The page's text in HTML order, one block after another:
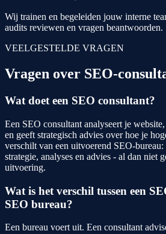
Wij trainen en begeleiden jouw interne
audits reviewen en vragen beantwoorden.
VEELGESTELDE VRAGEN
Vragen over SEO-
Wat doet een SEO consultant?
Een SEO consultant analyseert je
en geeft strategisch advies over hoe je
verschilt van een uitvoerend SEO-
strategie, analyses en advies - al dan niet
uitvoering.
Wat is het verschil tussen een
SEO bureau?
Een bureau voert uit. Een consultant